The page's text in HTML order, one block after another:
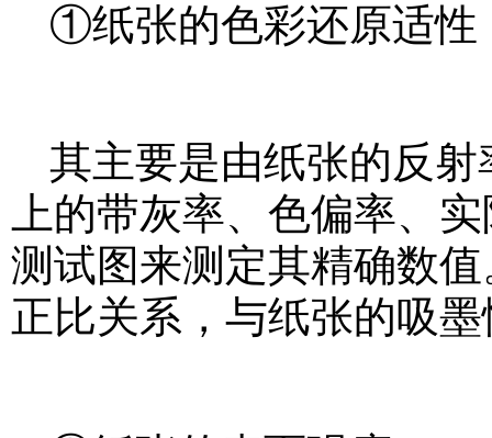
①纸张的色彩还原适性
其主要是由纸张的反
上的带灰率、色偏率、
测试图来测定其精确数
正比关系，与纸张的吸